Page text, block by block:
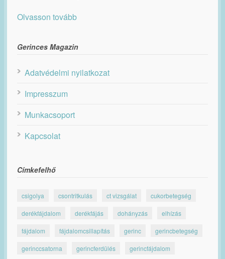
Olvasson tovább
Gerinces Magazin
Adatvédelmi nyilatkozat
Impresszum
Munkacsoport
Kapcsolat
Címkefelhő
csigolya csontritkulás ct vizsgálat cukorbetegség
derékfájdalom derékfájás dohányzás elhízás
fájdalom fájdalomcsillapítás gerinc gerincbetegség
gerinccsatorna gerincferdülés gerincfájdalom